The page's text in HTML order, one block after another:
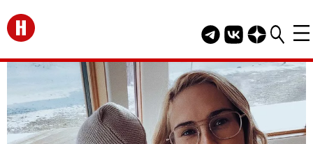
Перейти на главную
Telegram канал
Группа HELLO
Канал